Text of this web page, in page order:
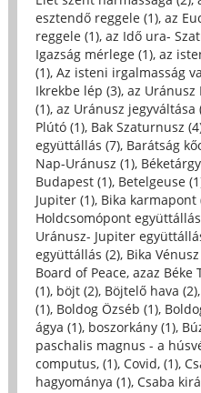
esztendő reggele (1), az
reggele (1), az Idő ura-
Igazság mérlege (1), az
(1), Az isteni irgalmasság
Ikrekbe lép (3), az Uránusz
(1), az Uránusz jegyváltása
Plútó (1), Bak Szaturnusz
együttállás (7), Barátság
Nap-Uránusz (1),
Budapest (1), Betelgeuse
Jupiter (1), Bika karmapont
Holdcsomópont
Uránusz- Jupiter
együttállás (2), Bika
Board of Peace, azaz Béke
(1), böjt (2), Böjtelő hava (2),
(1), Boldog Özséb (1),
ágya (1), boszorkány (1),
paschalis magnus - a
computus, (1), Covid, (1),
hagyománya (1), Csaba